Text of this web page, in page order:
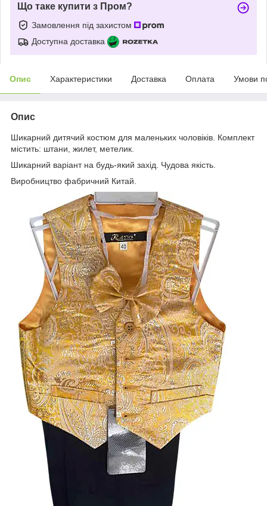
Що таке купити з Пром?
Замовлення під захистом
Доступна доставка
Опис Характеристики Доставка Оплата Умови
Опис
Шикарний дитячий костюм для маленьких чоловіків. Комплект
містить: штани, жилет, метелик.
Шикарний варіант на будь-який захід. Чудова якість.
Виробництво фабричний Китай.